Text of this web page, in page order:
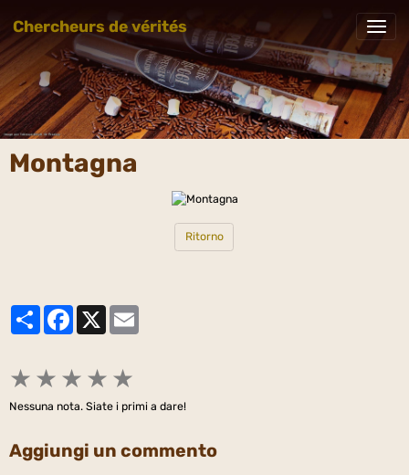
Chercheurs de vérités
Montagna
Ritorno
PartagerFacebook
★ ★ ★ ★ ★
Nessuna nota. Siate i primi a dare!
Aggiungi un commento